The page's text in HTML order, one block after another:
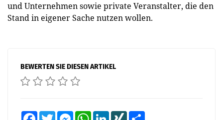
und Unternehmen sowie private Veranstalter, die den
Stand in eigener Sache nutzen wollen.
BEWERTEN SIE DIESEN ARTIKEL
FacebookTwitter MessengerWhatsAppLinkedInXING